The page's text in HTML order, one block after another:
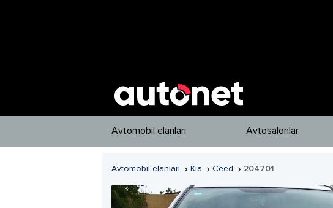
Avtomobil elanları Avtosalonlar
Avtomobil elanları  Kia  Ceed  204701